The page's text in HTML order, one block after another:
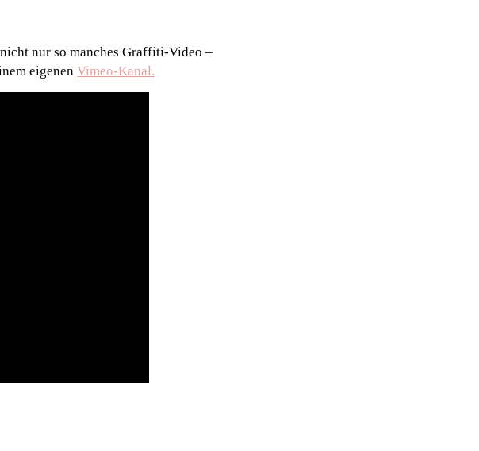
nur so manches Graffiti-Video –
eigenenVimeo-Kanal.